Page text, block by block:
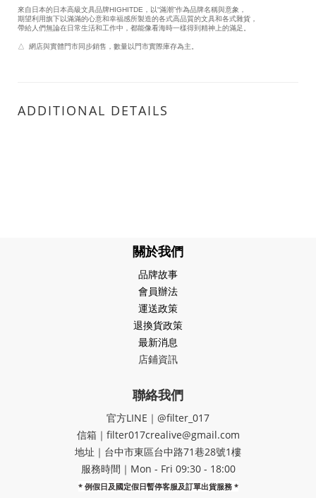
來自日本的日本高級文具品牌HIGHITDE，以“滿潮”作為品牌名稱與意象，
期望利用旗下以滿滿的心意和幸福感所製造的各式高品質的文具和各式雜貨，
帶給人們無論在日常生活和工作中，都能像看海時一樣得到精神上的滿足。
△  網店與實體門市同步銷售，數量以門市實際庫存為主。
ADDITIONAL DETAILS
關於我們
品牌故事
會員辦法
運送政策
退換貨政策
最新消息
店鋪資訊
聯絡我們
官方LINE｜@filter_017
信箱｜filter017crealive@gmail.com
地址｜​台中市東區台中路71巷28號1樓
服務時間｜Mon - Fri 09:30 - 18:00
* 例假日及國定假日暫停客服及訂單出貨服務 *